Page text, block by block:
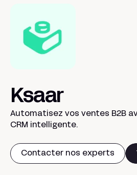
Ksaar
Automatisez vos ventes B2B
CRM intelligente.
Contacter nos experts